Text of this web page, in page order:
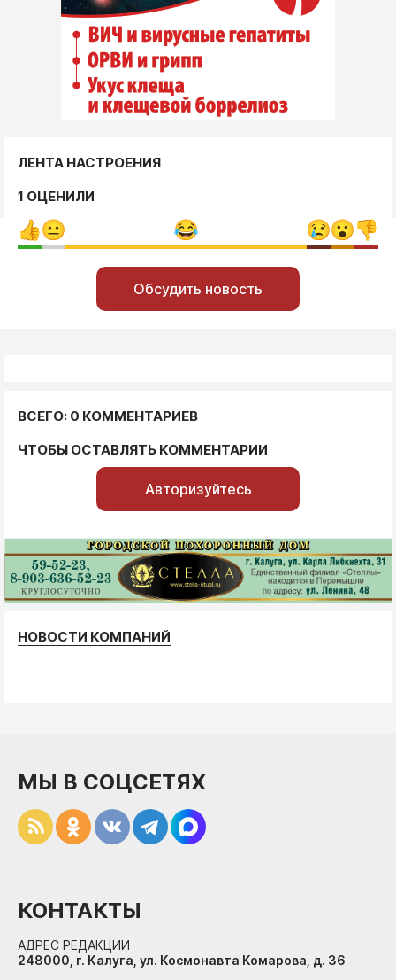
ЛЕНТА НАСТРОЕНИЯ
1 ОЦЕНИЛИ
Обсудить новость
ВСЕГО: 0 КОММЕНТАРИЕВ
ЧТОБЫ ОСТАВЛЯТЬ КОММЕНТАРИИ
Авторизуйтесь
НОВОСТИ КОМПАНИЙ
МЫ В СОЦСЕТЯХ
КОНТАКТЫ
АДРЕС РЕДАКЦИИ
248000, г. Калуга, ул. Космонавта Комарова, д. 36